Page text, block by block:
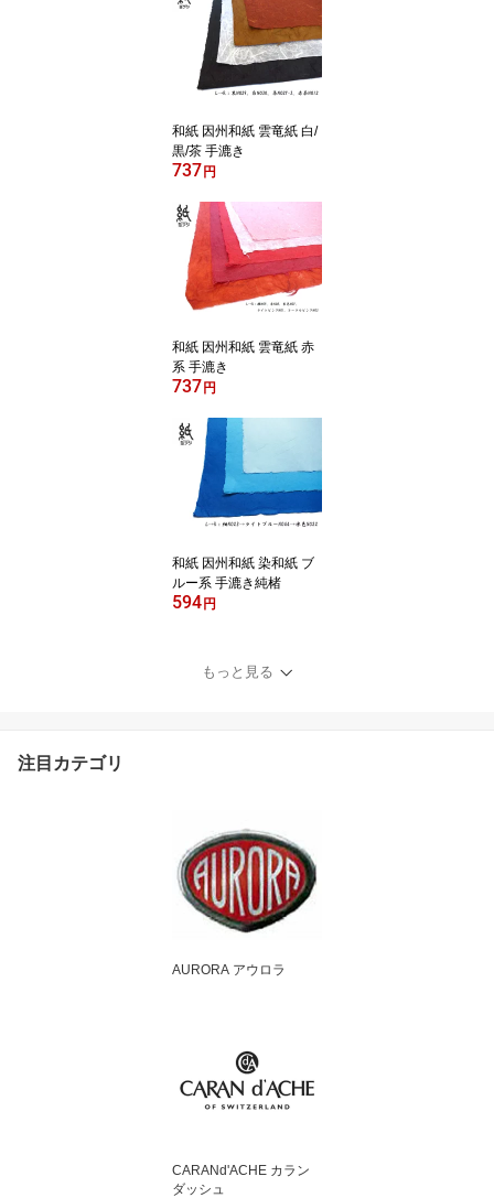
和紙 因州和紙 雲竜紙 白/
黒/茶 手漉き
737 円
和紙 因州和紙 雲竜紙 赤
系 手漉き
737 円
和紙 因州和紙 染和紙 ブ
ルー系 手漉き純楮
594 円
もっと見る
注目カテゴリ
AURORA アウロラ
CARANd'ACHE カラン
ダッシュ